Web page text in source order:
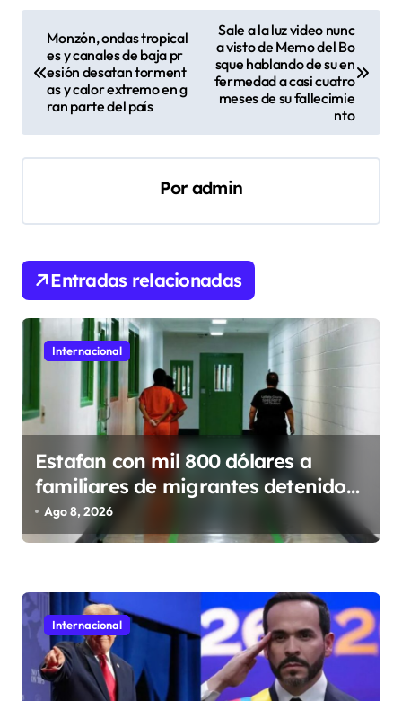
g
i
ó
n
d
n
t
d
s
Monzón, ondas tropical
es y canales de baja pr
esión desatan torment
as y calor extremo en g
ran parte del país
Sale a la luz video nunc
a visto de Memo del Bo
sque hablando de su en
fermedad a casi cuatro
meses de su fallecimie
nto
Por admin
Entradas relacionadas
Internacional
Estafan con mil 800 dólares a
familiares de migrantes detenidos
en Estados Unidos; prometen
liberarlos
Ago 8, 2026
Internacional